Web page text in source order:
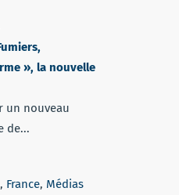
», la nouvelle
un nouveau
de...
, France, Médias